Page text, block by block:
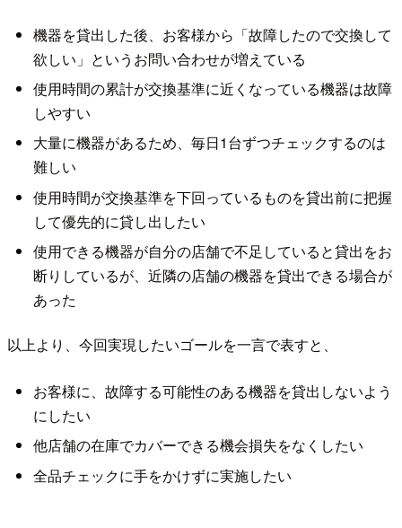
機器を貸出した後、お客様から「故障したので交換して
欲しい」というお問い合わせが増えている
使用時間の累計が交換基準に近くなっている機器は故障
しやすい
大量に機器があるため、毎日1台ずつチェックするのは
難しい
使用時間が交換基準を下回っているものを貸出前に把握
して優先的に貸し出したい
使用できる機器が自分の店舗で不足していると貸出をお
断りしているが、近隣の店舗の機器を貸出できる場合が
あった
以上より、今回実現したいゴールを一言で表すと、
お客様に、故障する可能性のある機器を貸出しないよう
にしたい
他店舗の在庫でカバーできる機会損失をなくしたい
全品チェックに手をかけずに実施したい